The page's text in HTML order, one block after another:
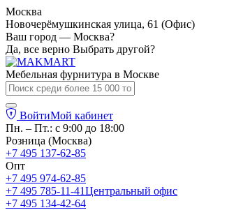
Москва
Новочерёмушкинская улица, 61 (Офис)
Ваш город — Москва?
Да, все верно Выбрать другой?
Мебельная фурнитура в Москве
ВойтиМой кабинет
Пн. – Пт.: с 9:00 до 18:00
Розница (Москва)
+7 495 137-62-85
Опт
+7 495 974-62-85
+7 495 785-11-41Центральный офис
+7 495 134-42-64